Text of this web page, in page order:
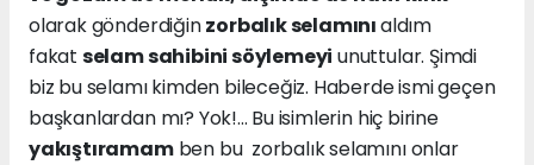
olarak gönderdiğinzorbalık selamınıaldım
fakat selam sahibini söylemeyi unuttular. Şimdi
biz bu selamı kimden bileceğiz. Haberde ismi geçen
başkanlardan mı? Yok!... Bu isimlerin hiç birine
yakıştıramamben bu zorbalık selamını onlar